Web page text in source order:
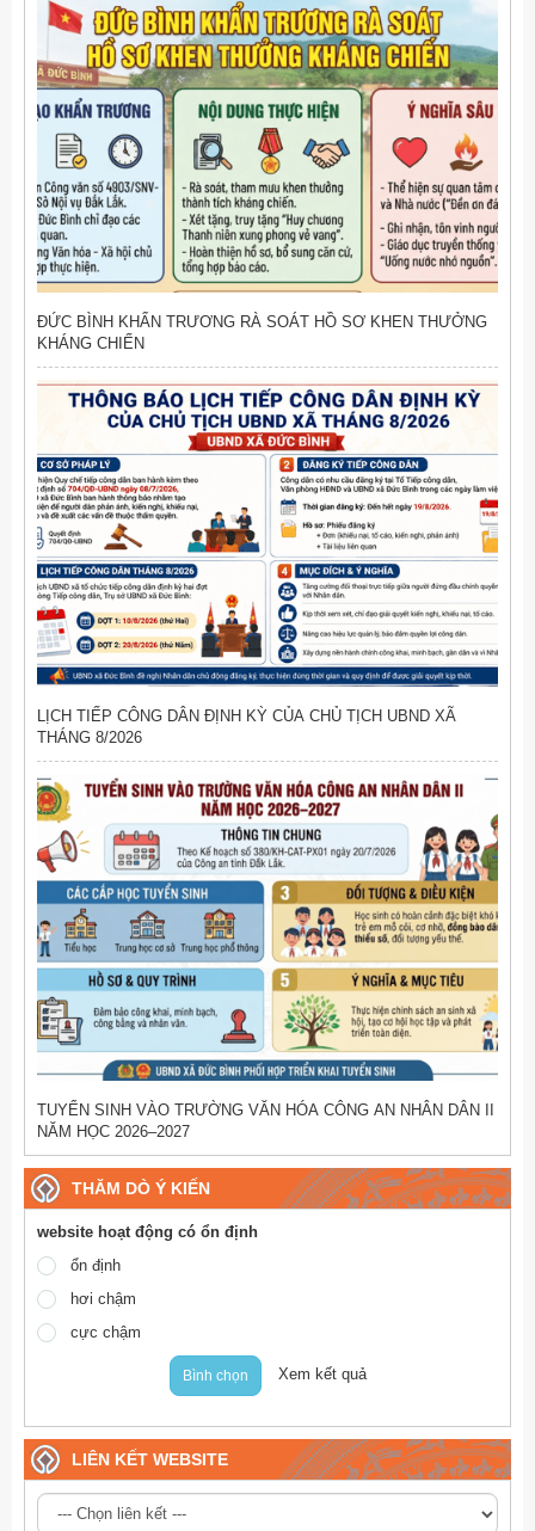
ĐỨC BÌNH KHẨN TRƯƠNG RÀ SOÁT HỒ SƠ KHEN THƯỞNG
KHÁNG CHIẾN
LỊCH TIẾP CÔNG DÂN ĐỊNH KỲ CỦA CHỦ TỊCH UBND XÃ
THÁNG 8/2026
TUYỂN SINH VÀO TRƯỜNG VĂN HÓA CÔNG AN NHÂN DÂN II
NĂM HỌC 2026–2027
THĂM DÒ Ý KIẾN
website hoạt động có ổn định
ổn định
hơi chậm
cực chậm
Bình chọn Xem kết quả
LIÊN KẾT WEBSITE